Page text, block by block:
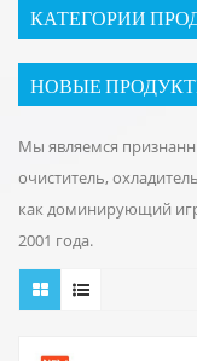
КАТЕГОРИИ
НОВЫЕ
Мы являемся
очиститель,
как доминирующий
2001 года.